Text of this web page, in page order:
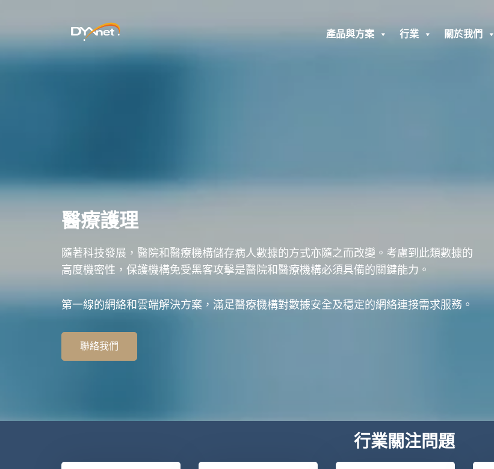
產品與方案 行業 關於我們
醫療護理
隨著科技發展，醫院和醫療機構儲存病人數據的方式亦隨之而改變。考慮到此類數據的
高度機密性，保護機構免受黑客攻擊是醫院和醫療機構必須具備的關鍵能力。
第一線的網絡和雲端解決方案，滿足醫療機構對數據安全及穩定的網絡連接需求服務。
聯絡我們
行業關注問題